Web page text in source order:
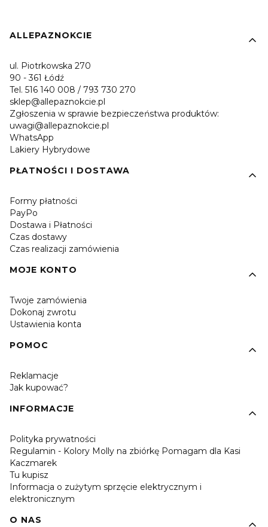
Linki w stopce
ALLEPAZNOKCIE
ul. Piotrkowska 270
90 - 361 Łódź
Tel. 516 140 008 / 793 730 270
sklep@allepaznokcie.pl
Zgłoszenia w sprawie bezpieczeństwa produktów:
uwagi@allepaznokcie.pl
WhatsApp
Lakiery Hybrydowe
PŁATNOŚCI I DOSTAWA
Formy płatności
PayPo
Dostawa i Płatności
Czas dostawy
Czas realizacji zamówienia
MOJE KONTO
Twoje zamówienia
Dokonaj zwrotu
Ustawienia konta
POMOC
Reklamacje
Jak kupować?
INFORMACJE
Polityka prywatności
Regulamin - Kolory Molly na zbiórkę Pomagam dla Kasi
Kaczmarek
Tu kupisz
Informacja o zużytym sprzęcie elektrycznym i
elektronicznym
O NAS